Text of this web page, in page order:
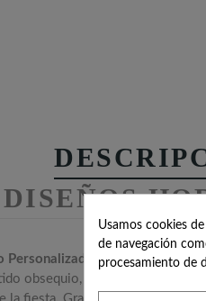
DISEÑOS
Personalizado para Detalles de
obsequio, con un práctico
Usamos cookies
de navegación
procesamiento de